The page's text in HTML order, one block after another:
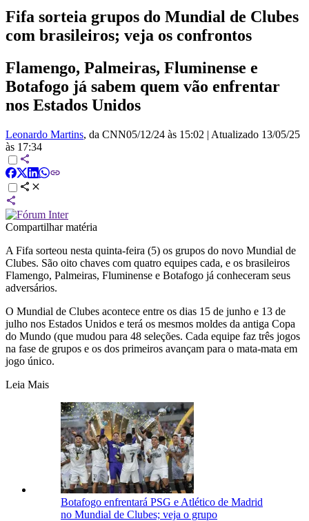
Fifa sorteia grupos do Mundial de Clubes
com brasileiros; veja os confrontos
Flamengo, Palmeiras, Fluminense e
Botafogo já sabem quem vão enfrentar
nos Estados Unidos
Leonardo Martins, da CNN05/12/24 às 15:02 | Atualizado 13/05/25
às 17:34
Compartilhar matéria
A Fifa sorteou nesta quinta-feira (5) os grupos do novo Mundial de
Clubes. São oito chaves com quatro equipes cada, e os brasileiros
Flamengo, Palmeiras, Fluminense e Botafogo já conheceram seus
adversários.
O Mundial de Clubes acontece entre os dias 15 de junho e 13 de
julho nos Estados Unidos e terá os mesmos moldes da antiga Copa
do Mundo (que mudou para 48 seleções. Cada equipe faz três jogos
na fase de grupos e os dos primeiros avançam para o mata-mata em
jogo único.
Leia Mais
Botafogo enfrentará PSG e Atlético de Madrid
no Mundial de Clubes; veja o grupo